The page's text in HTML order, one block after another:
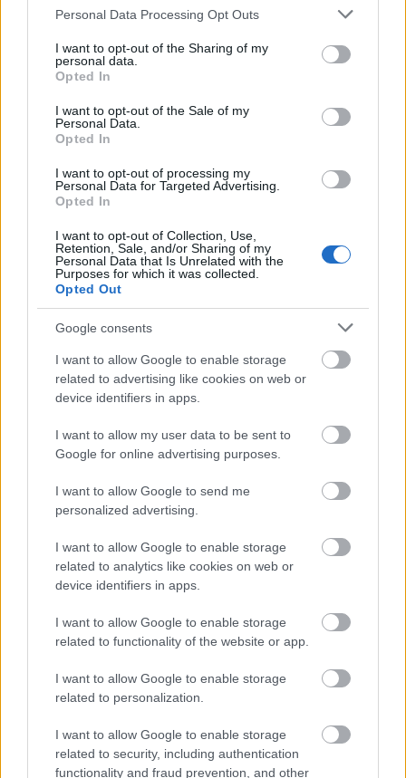
Please note that this website/app uses one or more Google
not limited to your visit or usage behaviour. You may click to
grant or deny consent to Google and its third-party tags to
use your data for below specified purposes in below Google
consent section.
Personal Data Processing Opt Outs
I want to opt-out of the Sharing of my
personal data.
Opted In
I want to opt-out of the Sale of my
Personal Data.
Opted In
I want to opt-out of processing my
Personal Data for Targeted Advertising.
Opted In
I want to opt-out of Collection, Use,
Retention, Sale, and/or Sharing of my
Personal Data that Is Unrelated with the
Purposes for which it was collected.
Opted Out
Google consents
I want to allow Google to enable storage
related to advertising like cookies on web or
device identifiers in apps.
I want to allow my user data to be sent to
Google for online advertising purposes.
I want to allow Google to send me
personalized advertising.
I want to allow Google to enable storage
related to analytics like cookies on web or
device identifiers in apps.
I want to allow Google to enable storage
related to functionality of the website or app.
I want to allow Google to enable storage
related to personalization.
I want to allow Google to enable storage
related to security, including authentication
functionality and fraud prevention, and other
műemlékfelújítás műemlék
Történelmi táj, amelynek minden köve mesél –
megújul a tatai Angolkert
A projekt részeként megújulnak a területen található
Várkanyarban álló Nepomuki Szent János híd és szobor is.
M1 bővítés: már zajlik a teljesen új
Bicske Kelet csomópont építése
Új gyalogosátkelők és jelzőlámpás
Másfélszeresére bővítik
Hódmezővásárhely jó hírű református